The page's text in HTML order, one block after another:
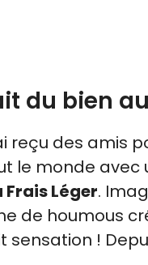
du bien
reçu des amis
le monde avec
Frais Léger.
de houmous
sensation !